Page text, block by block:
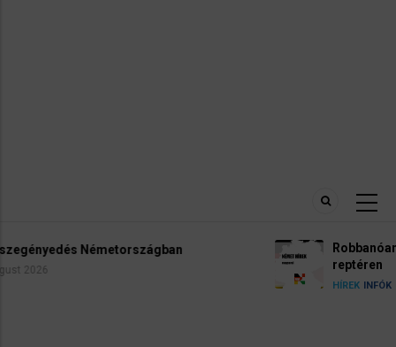
Robbanóanyaggal felszerelt drónt találtak a